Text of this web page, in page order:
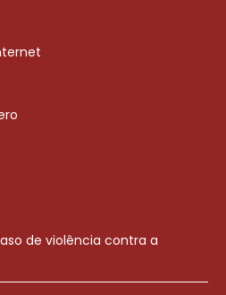
de violência contra a